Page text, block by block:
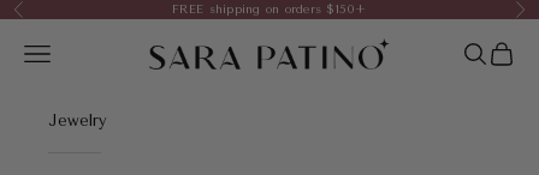
Skip to content
Previous FREE shipping on orders $150+
Sara Patino Jewelry
Open navigation menu OpenOpen
Jewelry